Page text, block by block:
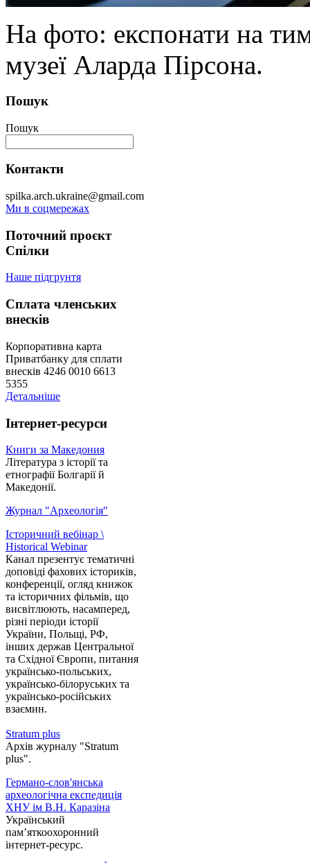
На фото: експонати на
музеї Аларда Пірсона.
Пошук
Пошук
Контакти
spilka.arch.ukraine@gmail.com
Ми в соцмережах
Поточний проєкт
Спілки
Наше підгрунтя
Сплата членських
внесків
Корпоративна карта
Приватбанку для сплати
внесків 4246 0010 6613
5355
Детальніше
Інтернет-ресурси
Книги за Македония
Література з історії та
етнографії Болгарії й
Македонії.
Журнал "Археологія"
Історичний вебінар \
Historical Webinar
Канал презентує тематичні
доповіді фахових істориків,
конференції, огляд книжок
та історичних фільмів, що
висвітлюють, насамперед,
різні періоди історії
України, Польщі, РФ,
інших держав Центральної
та Східної Європи, питання
українсько-польських,
українсько-білоруських та
українсько-російських
взаємин.
Stratum plus
Архів журналу "Stratum
plus".
Германо-слов'янська
археологічна експедиція
ХНУ ім В.Н. Каразіна
Український
пам’яткоохоронний
інтернет-ресурс.